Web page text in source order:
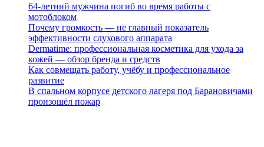
64-летний мужчина погиб во время работы с
мотоблоком
Почему громкость — не главный показатель
эффективности слухового аппарата
Dermatime: профессиональная косметика для ухода за
кожей — обзор бренда и средств
Как совмещать работу, учёбу и профессиональное
развитие
В спальном корпусе детского лагеря под Барановичами
произошёл пожар